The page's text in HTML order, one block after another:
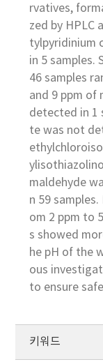
rvatives,
zed by HPLC
tylpyridinium
in 5 samples.
46 samples
and 9 ppm of
detected in 1
te was not
maldehyde
n 59
om 2 ppm to
s showed
he pH of the
ous
to ensure
키워드